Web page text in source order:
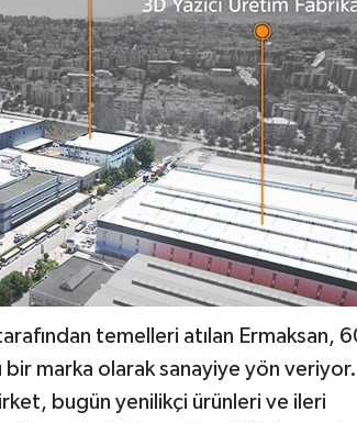
temelleri atılan Ermaksan,
marka olarak sanayiye yön veriyor.
bugün yenilikçi ürünleri ve ileri